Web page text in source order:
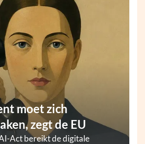
moet zich
zegt de EU
Act bereikt de digitale